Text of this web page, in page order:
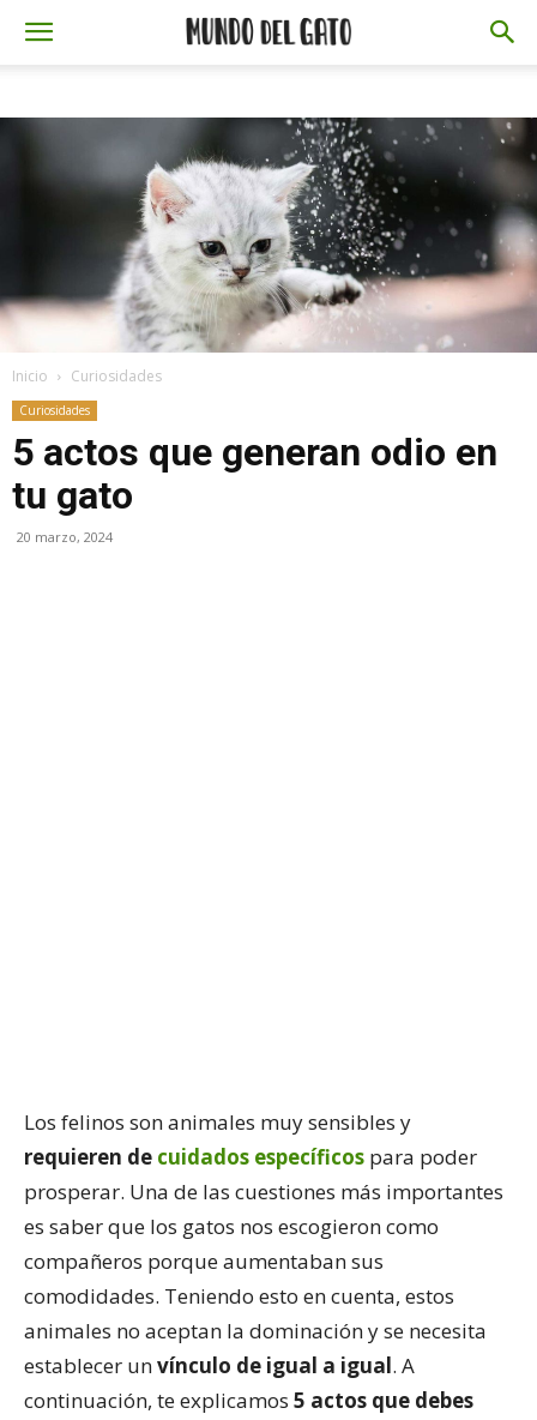
Inicio Curiosidades
Curiosidades
5 actos que generan odio en
tu gato
20 marzo, 2024
Los felinos son animales muy sensibles y
requieren de cuidados específicos para poder
prosperar. Una de las cuestiones más importantes
es saber que los gatos nos escogieron como
compañeros porque aumentaban sus
comodidades. Teniendo esto en cuenta, estos
animales no aceptan la dominación y se necesita
establecer unvínculo de igual a igual. A
continuación, te explicamos 5 actos que debes